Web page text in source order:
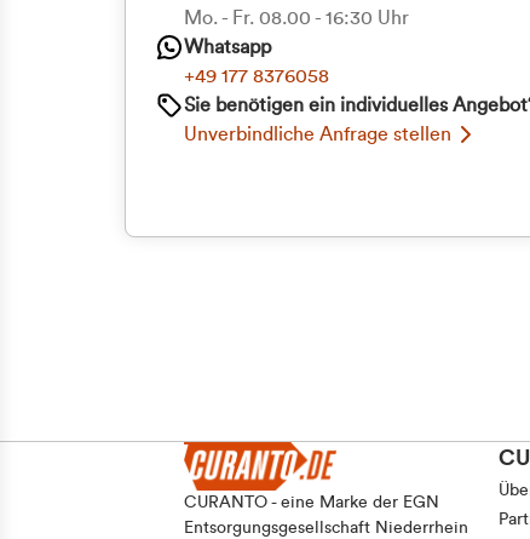
Mo. - Fr. 08.00 - 16:30 Uhr
Whatsapp
+49 177 8376058
Sie benötigen ein individuelles
Unverbindliche Anfrage stellen
CURANTO - eine Marke der EGN
Entsorgungsgesellschaft Niederrhein